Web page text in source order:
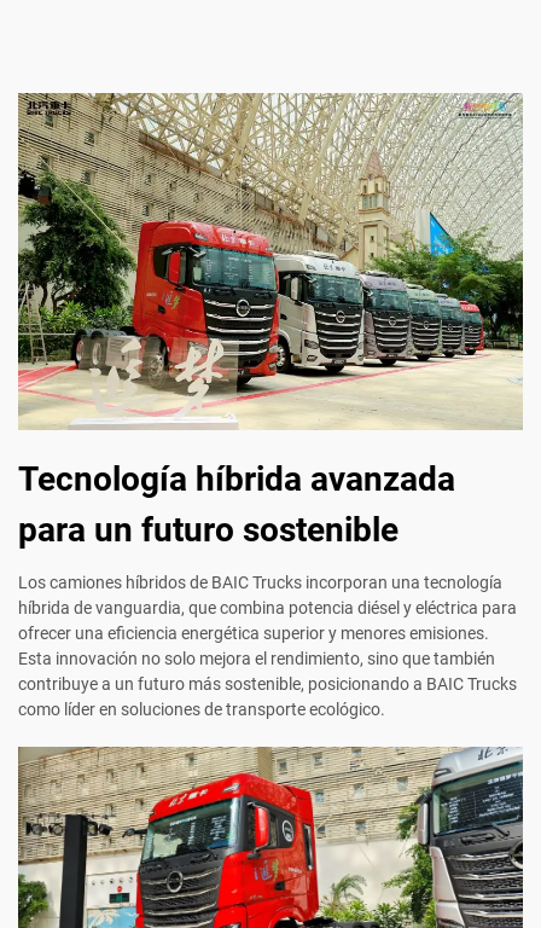
Tecnología híbrida avanzada
para un futuro sostenible
Los camiones híbridos de BAIC Trucks incorporan una tecnología
híbrida de vanguardia, que combina potencia diésel y eléctrica para
ofrecer una eficiencia energética superior y menores emisiones.
Esta innovación no solo mejora el rendimiento, sino que también
contribuye a un futuro más sostenible, posicionando a BAIC Trucks
como líder en soluciones de transporte ecológico.